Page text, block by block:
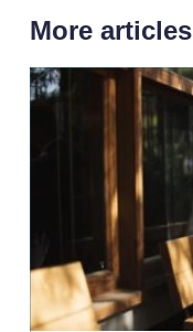
More articles